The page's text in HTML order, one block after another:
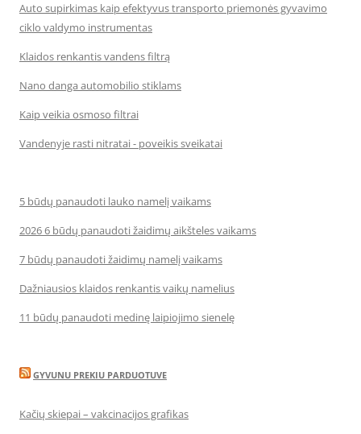
Auto supirkimas kaip efektyvus transporto priemonės gyvavimo
ciklo valdymo instrumentas
Klaidos renkantis vandens filtrą
Nano danga automobilio stiklams
Kaip veikia osmoso filtrai
Vandenyje rasti nitratai - poveikis sveikatai
5 būdų panaudoti lauko namelį vaikams
2026 6 būdų panaudoti žaidimų aikšteles vaikams
7 būdų panaudoti žaidimų namelį vaikams
Dažniausios klaidos renkantis vaikų namelius
11 būdų panaudoti medinę laipiojimo sienelę
GYVUNU PREKIU PARDUOTUVE
Kačių skiepai – vakcinacijos grafikas